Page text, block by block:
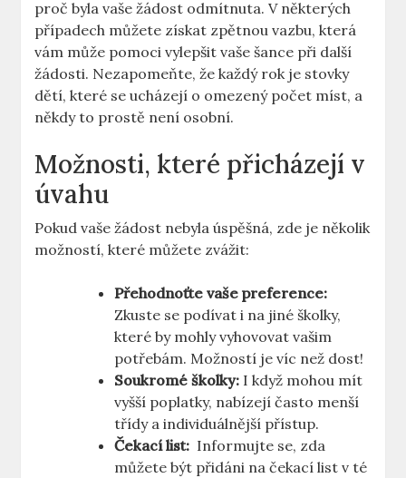
proč byla vaše žádost odmítnuta.⁣ V některých
případech můžete‍ získat zpětnou vazbu, která
vám může pomoci vylepšit vaše šance při další
žádosti. Nezapomeňte, že každý rok je ⁤stovky
dětí, které se ucházejí o omezený počet míst,⁤ a
někdy⁢ to prostě není osobní.
Možnosti, které přicházejí v
úvahu
Pokud vaše žádost nebyla úspěšná, zde je několik
​možností, které můžete⁣ zvážit:
Přehodnoťte vaše preference:
Zkuste se podívat i na jiné školky,
které‍ by mohly vyhovovat vašim
potřebám.⁣ Možností je víc než dost!
Soukromé školky: I když mohou mít
vyšší poplatky, nabízejí často menší
třídy ​a individuálnější přístup.
Čekací list: ​ Informujte se, zda
můžete být přidáni na čekací list v té